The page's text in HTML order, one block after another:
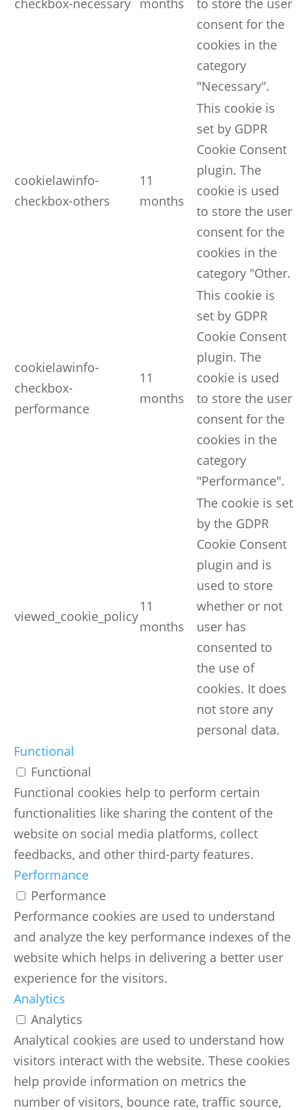
checkbox-necessary months
to store the user
consent for the
cookies in the
category
"Necessary".
cookielawinfo-
checkbox-others
11
months
This cookie is
set by GDPR
Cookie Consent
plugin. The
cookie is used
to store the user
consent for the
cookies in the
category "Other.
cookielawinfo-
checkbox-
performance
11
months
This cookie is
set by GDPR
Cookie Consent
plugin. The
cookie is used
to store the user
consent for the
cookies in the
category
"Performance".
viewed_cookie_policy
11
months
The cookie is set
by the GDPR
Cookie Consent
plugin and is
used to store
whether or not
user has
consented to
the use of
cookies. It does
not store any
personal data.
Functional
Functional
Functional cookies help to perform certain
functionalities like sharing the content of the
website on social media platforms, collect
feedbacks, and other third-party features.
Performance
Performance
Performance cookies are used to understand
and analyze the key performance indexes of the
website which helps in delivering a better user
experience for the visitors.
Analytics
Analytics
Analytical cookies are used to understand how
visitors interact with the website. These cookies
help provide information on metrics the
number of visitors, bounce rate, traffic source,